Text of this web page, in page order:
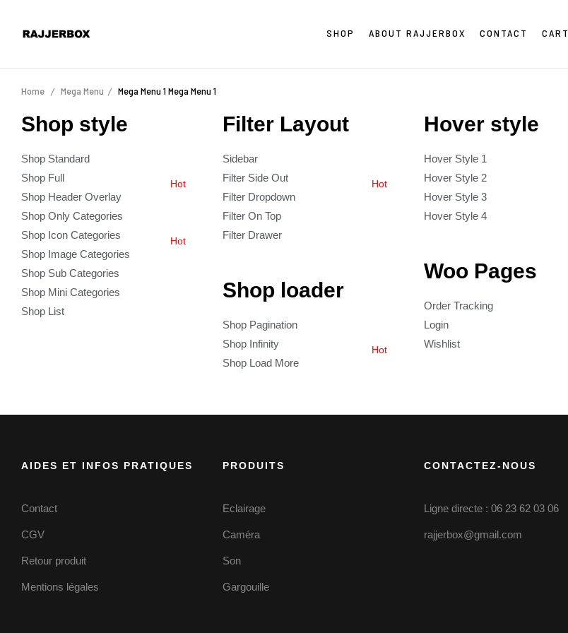
SHOP ABOUT RAJJERBOX CONTACT CART
Home Mega Menu Mega Menu 1 Mega Menu 1
Shop style
Shop Standard
Shop Full
Hot
Shop Header Overlay
Shop Only Categories
Shop Icon Categories
Hot
Shop Image Categories
Shop Sub Categories
Shop Mini Categories
Shop List
Filter Layout
Sidebar
Filter Side Out
Hot
Filter Dropdown
Filter On Top
Filter Drawer
Shop loader
Shop Pagination
Shop Infinity
Hot
Shop Load More
Hover style
Hover Style 1
Hover Style 2
Hover Style 3
Hover Style 4
Woo Pages
Order Tracking
Login
Wishlist
AIDES ET INFOS PRATIQUES
Contact
CGV
Retour produit
Mentions légales
PRODUITS
Eclairage
Caméra
Son
Gargouille
CONTACTEZ-NOUS
Ligne directe : 06 23 62 03 06
rajjerbox@gmail.com